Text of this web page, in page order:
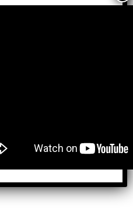
Todos los
queda
la publicación,
otro uso de los